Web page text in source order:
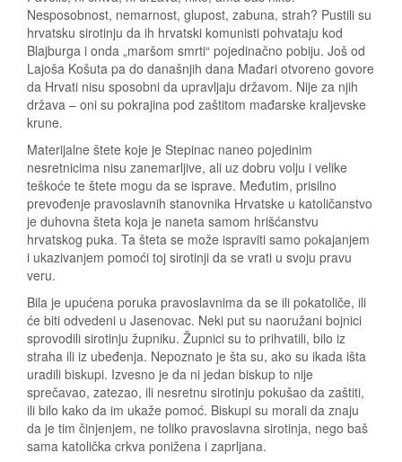
Nesposobnost, nemarnost, glupost, zabuna, strah? Pustili su
hrvatsku sirotinju da ih hrvatski komunisti pohvataju kod
Blajburga i onda „maršom smrti“ pojedinačno pobiju. Još od
Lajoša Košuta pa do današnjih dana Mađari otvoreno govore
da Hrvati nisu sposobni da upravljaju državom. Nije za njih
država – oni su pokrajina pod zaštitom mađarske kraljevske
krune.
Materijalne štete koje je Stepinac naneo pojedinim
nesretnicima nisu zanemarljive, ali uz dobru volju i velike
teškoće te štete mogu da se isprave. Međutim, prisilno
prevođenje pravoslavnih stanovnika Hrvatske u katoličanstvo
je duhovna šteta koja je naneta samom hrišćanstvu
hrvatskog puka. Ta šteta se može ispraviti samo pokajanjem
i ukazivanjem pomoći toj sirotinji da se vrati u svoju pravu
veru.
Bila je upućena poruka pravoslavnima da se ili pokatoliče, ili
će biti odvedeni u Jasenovac. Neki put su naoružani bojnici
sprovodili sirotinju župniku. Župnici su to prihvatili, bilo iz
straha ili iz ubeđenja. Nepoznato je šta su, ako su ikada išta
uradili biskupi. Izvesno je da ni jedan biskup to nije
sprečavao, zatezao, ili nesretnu sirotinju pokušao da zaštiti,
ili bilo kako da im ukaže pomoć. Biskupi su morali da znaju
da je tim činjenjem, ne toliko pravoslavna sirotinja, nego baš
sama katolička crkva ponižena i zaprljana.